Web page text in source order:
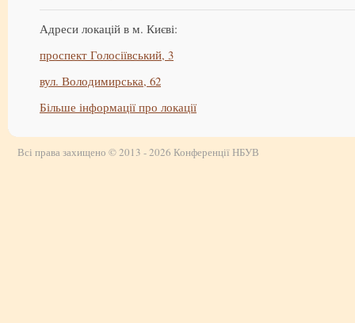
Адреси локацій в м. Києві:
проспект Голосіївський, 3
вул. Володимирська, 62
Більше інформації про локації
Всі права захищено © 2013 - 2026 Конференції НБУВ